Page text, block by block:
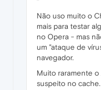
Não uso muito o
mais para testar
no Opera - mas
um "ataque de
navegador.
Muito raramente o
suspeito no cache.